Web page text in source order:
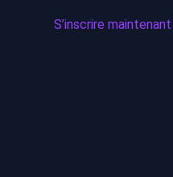
S’inscrire maintenant